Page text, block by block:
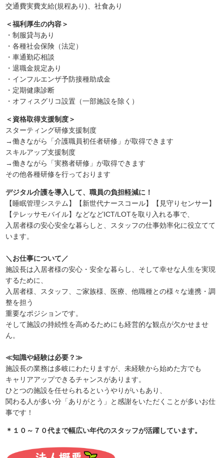
交通費実費支給(規程あり)、社食あり
＜福利厚生の内容＞
・制服貸与あり
・各種社会保険（法定）
・車通勤応相談
・退職金規定あり
・インフルエンザ予防接種助成金
・定期健康診断
・オフィスグリコ設置（一部施設を除く）
＜資格取得支援制度＞
スターティング研修支援制度
→働きながら「介護職員初任者研修」が取得できます
スキルアップ支援制度
→働きながら「実務者研修」が取得できます
その他各種研修を行っております
デジタル介護を導入して、職員の負担軽減に！
【睡眠管理システム】【新世代ナースコール】【見守りセンサー】
【テレッサモバイル】などなどICT/LOTを取り入れる事で、
入居者様の安心安全な暮らしと、スタッフの仕事効率化に役立てて
います。
＼お仕事について／
施設長は入居者様の安心・安全な暮らし、そして幸せな人生を実現
するために、
入居者様、スタッフ、ご家族様、医療、他職種との様々な連携・調
整を担う
重要なポジションです。
そして施設の持続性を高めるためにも経営的な観点が欠かせませ
ん。
≪知識や経験は必要？≫
施設長の業務は多岐にわたりますが、未経験から始めた方でも
キャリアアップできるチャンスがあります。
ひとつの施設を任せられるというやりがいもあり、
関わる人が多い分「ありがとう」と感謝をいただくことが多いお仕
事です！
＊１０～７０代まで幅広い年代のスタッフが活躍しています。